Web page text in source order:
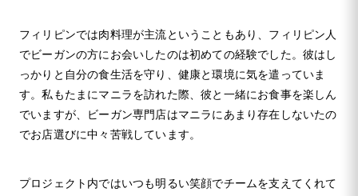
フィリピンでは肉料理が主流ということもあり、フィリピン人
でビーガンの方にお会いしたのは初めての経験でした。彼はし
っかりと自分の食生活を守り、健康と環境に気を遣っていま
す。私もたまにマニラを訪れた際、彼と一緒にお食事を楽しん
でいますが、ビーガン専門店はマニラにあまり存在しないたの
でお店選びに中々苦戦しています。
プロジェクト内ではいつも明るい笑顔でチームを支えてくれて